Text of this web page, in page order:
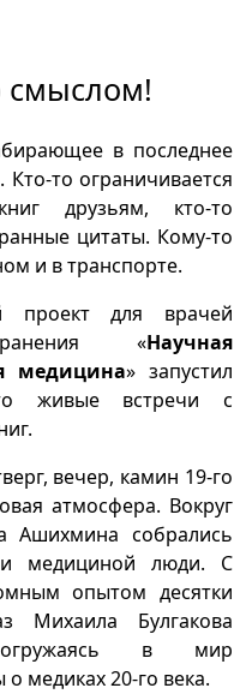
смыслом!
в последнее
то ограничивается
друзьям, кто-то
цитаты. Кому-то
и в транспорте.
для врачей
«Научная
медицина» запустил
живые встречи с
вечер, камин 19-го
атмосфера. Вокруг
Ашихмина собрались
и медициной люди. С
опытом десятки
Михаила Булгакова
в мир
медиках 20-го века.